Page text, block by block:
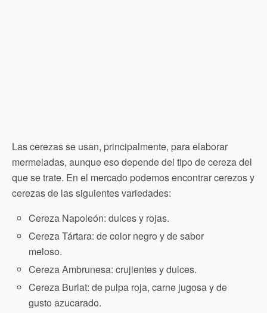
Las cerezas se usan, principalmente, para elaborar
mermeladas, aunque eso depende del tipo de cereza del
que se trate. En el mercado podemos encontrar cerezos y
cerezas de las siguientes variedades:
Cereza Napoleón: dulces y rojas.
Cereza Tártara: de color negro y de sabor
meloso.
Cereza Ambrunesa: crujientes y dulces.
Cereza Burlat: de pulpa roja, carne jugosa y de
gusto azucarado.